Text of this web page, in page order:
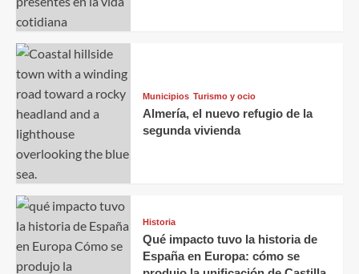
Municipios Turismo y ocio
Almería, el nuevo refugio de la
segunda vivienda
Historia
Qué impacto tuvo la historia de
España en Europa: cómo se